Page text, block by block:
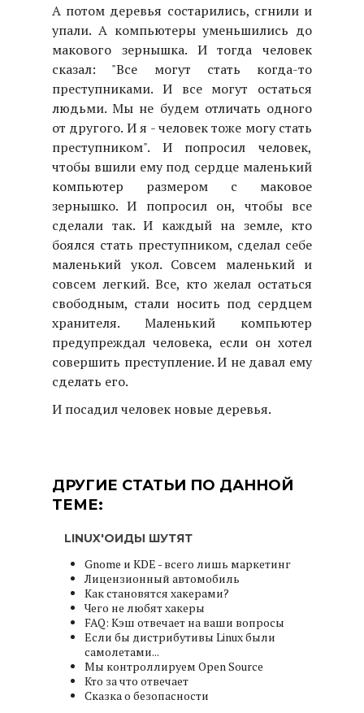
А потом деревья состарились, сгнили и
упали. А компьютеры уменьшились до
макового зернышка. И тогда человек
сказал: "Все могут стать когда-то
преступниками. И все могут остаться
людьми. Мы не будем отличать одного
от другого. И я - человек тоже могу стать
преступником". И попросил человек,
чтобы вшили ему под сердце маленький
компьютер размером с маковое
зернышко. И попросил он, чтобы все
сделали так. И каждый на земле, кто
боялся стать преступником, сделал себе
маленький укол. Совсем маленький и
совсем легкий. Все, кто желал остаться
свободным, стали носить под сердцем
хранителя. Маленький компьютер
предупреждал человека, если он хотел
совершить преступление. И не давал ему
сделать его.
И посадил человек новые деревья.
ДРУГИЕ СТАТЬИ ПО ДАННОЙ
ТЕМЕ:
LINUX'ОИДЫ ШУТЯТ
Gnome и KDE - всего лишь маркетинг
Лицензионный автомобиль
Как становятся хакерами?
Чего не любят хакеры
FAQ: Кэш отвечает на ваши вопросы
Если бы дистрибутивы Linux были
самолетами...
Мы контроллируем Open Source
Кто за что отвечает
Сказка о безопасности